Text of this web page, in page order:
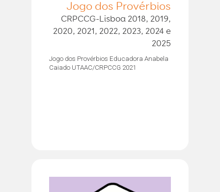
Jogo dos Provérbios
CRPCCG-Lisboa 2018, 2019,
2020, 2021, 2022, 2023, 2024 e
2025
Jogo dos Provérbios Educadora Anabela
Caiado UTAAC/CRPCCG 2021